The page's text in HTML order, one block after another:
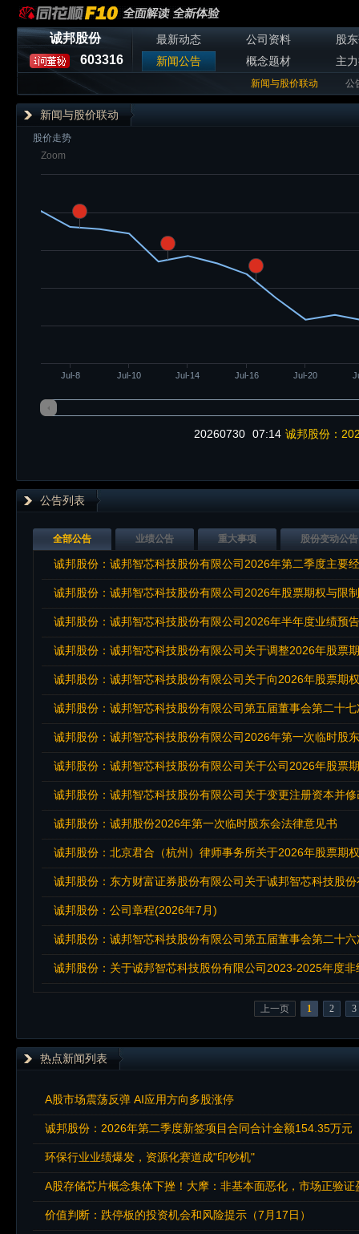
诚邦股份
603316
最新动态 公司资料
股
新闻公告
概念题材 主
新闻与股价联动 公
新闻与股价联动
股价走势
Zoom
Jul-8 Jul-10 Jul-14 Jul-16 Jul-20
20260730 07:14 诚邦股份：
公告列表
全部公告 业绩公告 重大事项 股份变动公告
诚邦股份：诚邦智芯科技股份有限公司2026年第二季度主要
诚邦股份：诚邦智芯科技股份有限公司2026年股票期权与限
诚邦股份：诚邦智芯科技股份有限公司2026年半年度业绩预告
诚邦股份：诚邦智芯科技股份有限公司第五届董事会第二十
诚邦股份：诚邦智芯科技股份有限公司2026年第一次临时股
诚邦股份：诚邦智芯科技股份有限公司关于变更注册资本并
诚邦股份：诚邦股份2026年第一次临时股东会法律意见书
诚邦股份：公司章程(2026年7月)
诚邦股份：诚邦智芯科技股份有限公司第五届董事会第二十
诚邦股份：关于诚邦智芯科技股份有限公司2023-2025年度
上一页 1 2 3
热点新闻列表
A股市场震荡反弹 AI应用方向多股涨停
诚邦股份：2026年第二季度新签项目合同合计金额154.35万元
环保行业业绩爆发，资源化赛道成"印钞机"
A股存储芯片概念集体下挫！大摩：非基本面恶化，市场正验证
价值判断：跌停板的投资机会和风险提示（7月17日）